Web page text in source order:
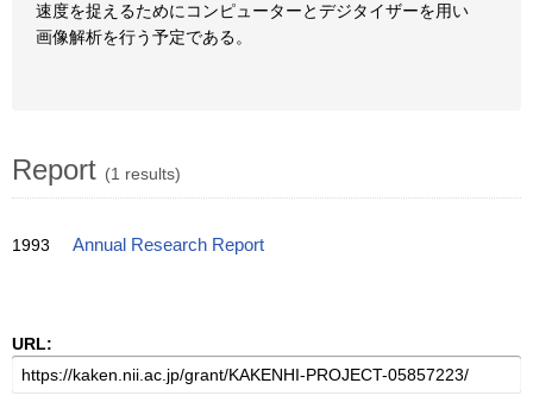
速度を捉えるためにコンピューターとデジタイザーを用い
画像解析を行う予定である。
Report (1 results)
1993 Annual Research Report
URL: